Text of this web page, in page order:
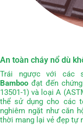
An toàn cháy nổ dù
Trái ngược với các
Bamboo đạt đến
13501-1) và loại A
thể sử dụng cho các
nghiêm ngặt như căn
thời mang lại vẻ đẹp tự